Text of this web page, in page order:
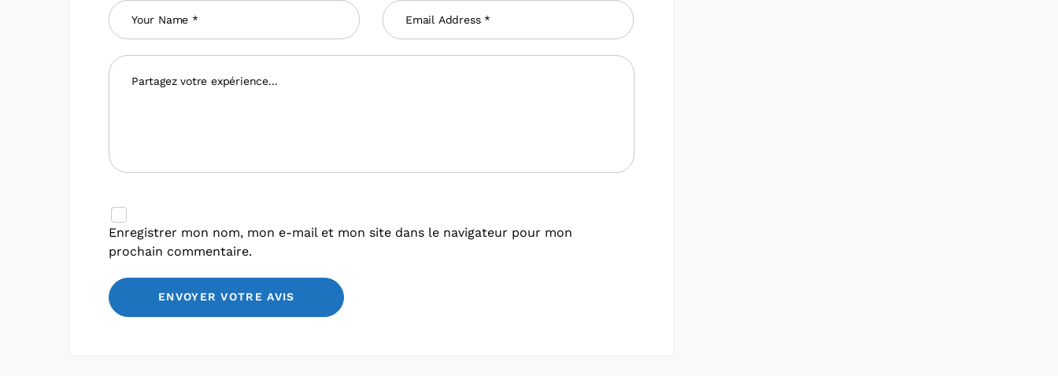
Enregistrer mon nom, mon e-mail et mon site dans le navigateur pour mon
prochain commentaire.